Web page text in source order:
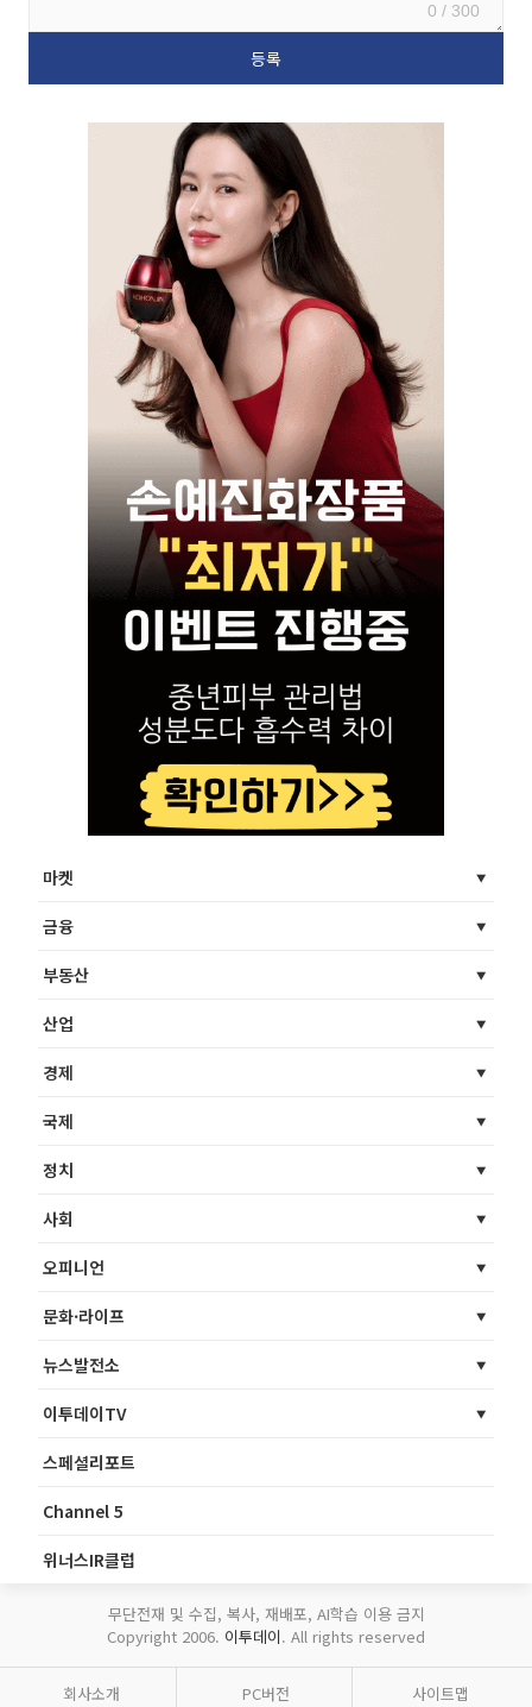
0 / 300
마켓
금융
부동산
산업
경제
국제
정치
사회
오피니언
문화·라이프
뉴스발전소
이투데이TV
스페셜리포트
Channel 5
위너스IR클럽
무단전재 및 수집, 복사, 재배포, AI학습 이용 금지
Copyright 2006. 이투데이. All rights reserved
회사소개 PC버전 사이트맵